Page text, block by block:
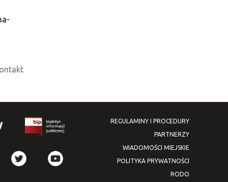
REGULAMINY I PROCEDURY
PARTNERZY
WIADOMOŚCI MIEJSKIE
POLITYKA PRYWATNOŚCI
RODO